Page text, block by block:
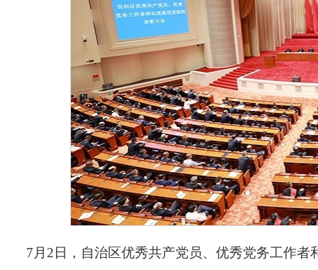
7月2日，自治区优秀共产党员、优秀党务工作